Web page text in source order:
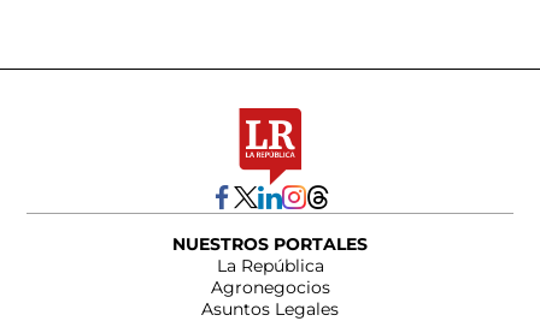
NUESTROS PORTALES
La República
Agronegocios
Asuntos Legales